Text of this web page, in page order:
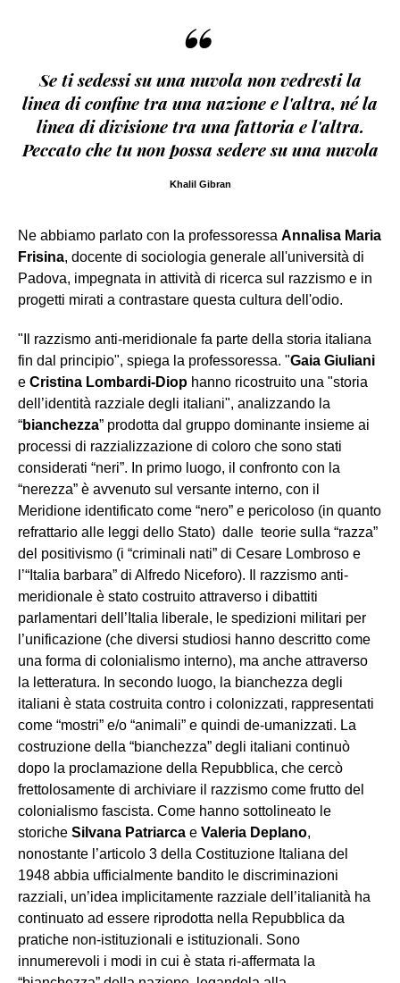
“
Se ti sedessi su una nuvola non vedresti la
linea di confine tra una nazione e l'altra, né la
linea di divisione tra una fattoria e l'altra.
Peccato che tu non possa sedere su una nuvola
Khalil Gibran
Ne abbiamo parlato con la professoressa Annalisa Maria
Frisina, docente di sociologia generale all'università di
Padova, impegnata in attività di ricerca sul razzismo e in
progetti mirati a contrastare questa cultura dell'odio.
"Il razzismo anti-meridionale fa parte della storia italiana
fin dal principio", spiega la professoressa. "Gaia Giuliani
e Cristina Lombardi-Diop hanno ricostruito una "storia
dell’identità razziale degli italiani", analizzando la
“bianchezza” prodotta dal gruppo dominante insieme ai
processi di razzializzazione di coloro che sono stati
considerati “neri”. In primo luogo, il confronto con la
“nerezza” è avvenuto sul versante interno, con il
Meridione identificato come “nero” e pericoloso (in quanto
refrattario alle leggi dello Stato) dalle teorie sulla “razza”
del positivismo (i “criminali nati” di Cesare Lombroso e
l’“Italia barbara” di Alfredo Niceforo). Il razzismo anti-
meridionale è stato costruito attraverso i dibattiti
parlamentari dell’Italia liberale, le spedizioni militari per
l’unificazione (che diversi studiosi hanno descritto come
una forma di colonialismo interno), ma anche attraverso
la letteratura. In secondo luogo, la bianchezza degli
italiani è stata costruita contro i colonizzati, rappresentati
come “mostri” e/o “animali” e quindi de-umanizzati. La
costruzione della “bianchezza” degli italiani continuò
dopo la proclamazione della Repubblica, che cercò
frettolosamente di archiviare il razzismo come frutto del
colonialismo fascista. Come hanno sottolineato le
storiche Silvana Patriarca e Valeria Deplano,
nonostante l’articolo 3 della Costituzione Italiana del
1948 abbia ufficialmente bandito le discriminazioni
razziali, un’idea implicitamente razziale dell’italianità ha
continuato ad essere riprodotta nella Repubblica da
pratiche non-istituzionali e istituzionali. Sono
innumerevoli i modi in cui è stata ri-affermata la